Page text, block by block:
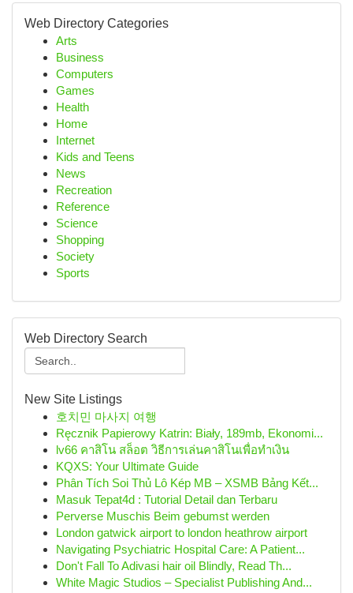
Web Directory Categories
Arts
Business
Computers
Games
Health
Home
Internet
Kids and Teens
News
Recreation
Reference
Science
Shopping
Society
Sports
Web Directory Search
New Site Listings
호치민 마사지 여행
Ręcznik Papierowy Katrin: Biały, 189mb, Ekonomi...
lv66 คาสิโน สล็อต วิธีการเล่นคาสิโนเพื่อทำเงิน
KQXS: Your Ultimate Guide
Phân Tích Soi Thủ Lô Kép MB – XSMB Bảng Kết...
Masuk Tepat4d : Tutorial Detail dan Terbaru
Perverse Muschis Beim gebumst werden
London gatwick airport to london heathrow airport
Navigating Psychiatric Hospital Care: A Patient...
Don't Fall To Adivasi hair oil Blindly, Read Th...
White Magic Studios – Specialist Publishing And...